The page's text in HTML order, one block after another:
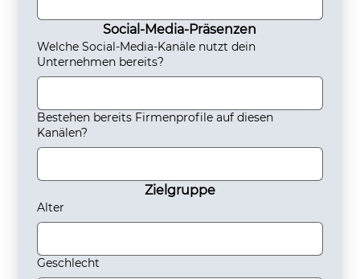
Social-Media-Präsenzen
Welche Social-Media-Kanäle nutzt dein
Unternehmen bereits?
Bestehen bereits Firmenprofile auf diesen
Kanälen?
Zielgruppe
Alter
Geschlecht